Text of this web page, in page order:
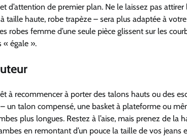
d’attention de premier plan. Ne le laissez pas
taille haute, robe trapèze – sera plus adaptée à
robes femme d’une seule pièce glissent sur les
« égale ».
à recommencer à porter des talons hauts ou des
un talon compensé, une basket à plateforme ou
plus longues. Restez à l’aise, mais prenez de la
en remontant d’un pouce la taille de vos